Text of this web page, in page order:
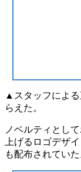
▲スタッフによ
らえた。
ノベルティとして
上げるロゴデザ
も配布されていた